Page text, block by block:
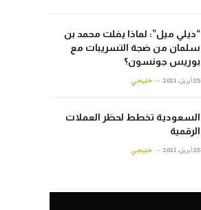
“ديلي ميل”: لماذا يفلت محمد بن
سلمان من ضجة التسريبات مع
بوريس جونسون؟
25 أبريل، 2021 خليجي
السعودية تخطط لحظر العملات
الرقمية
25 أبريل، 2021 خليجي